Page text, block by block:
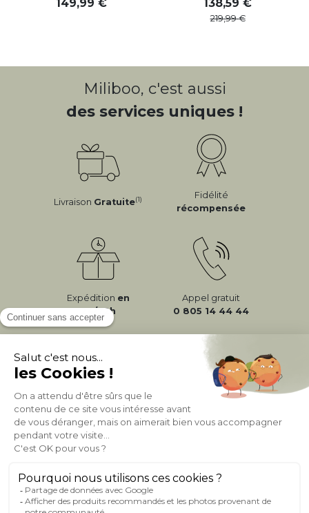
149,99 138,59
219,99
Miliboo, c'est aussi
des services uniques !
Livraison Gratuite(1)
Fidélité
récompensée
Expédition en
24/72h
Appel gratuit
0 805 14 44 44
À PROPOS DE MILIBOO
AIDE & CONTACT